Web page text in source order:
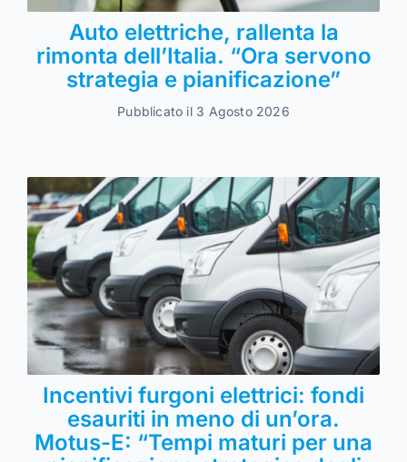
Auto elettriche, rallenta la
rimonta dell’Italia. “Ora servono
strategia e pianificazione”
Pubblicato il 3 Agosto 2026
Incentivi furgoni elettrici: fondi
esauriti in meno di un’ora.
Motus-E: “Tempi maturi per una